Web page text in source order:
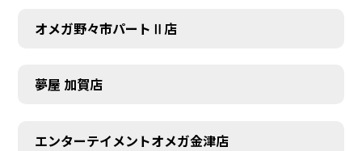
オメガ野々市パートⅡ店
夢屋 加賀店
エンターテイメントオメガ金津店